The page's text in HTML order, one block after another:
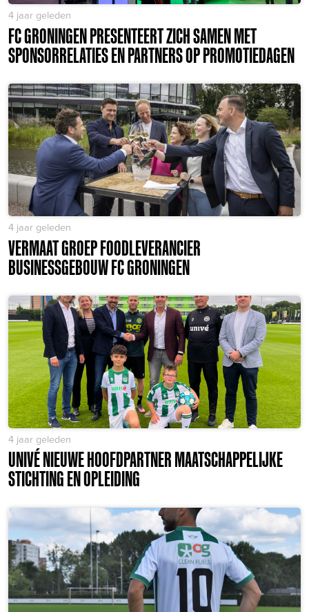
4 jaar geleden
FC GRONINGEN PRESENTEERT ZICH SAMEN MET
SPONSORRELATIES EN PARTNERS OP PROMOTIEDAGEN
4 jaar geleden
VERMAAT GROEP FOODLEVERANCIER
BUSINESSGEBOUW FC GRONINGEN
4 jaar geleden
UNIVÉ NIEUWE HOOFDPARTNER MAATSCHAPPELIJKE
STICHTING EN OPLEIDING